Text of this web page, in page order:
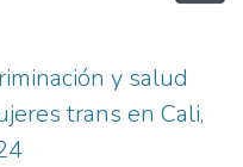
y salud
trans en Cali,